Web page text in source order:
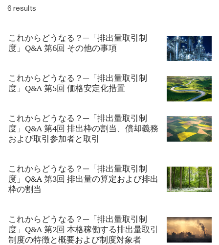
6 results
これからどうなる？─「排出量取引制
度」Q&A 第6回 その他の事項
これからどうなる？─「排出量取引制
度」Q&A 第5回 価格安定化措置
これからどうなる？─「排出量取引制
度」Q&A 第4回 排出枠の割当、償却義務
および取引参加者と取引
これからどうなる？─「排出量取引制
度」Q&A 第3回 排出量の算定および排出
枠の割当
これからどうなる？─「排出量取引制
度」Q&A 第2回 本格稼働する排出量取引
制度の特徴と概要および制度対象者